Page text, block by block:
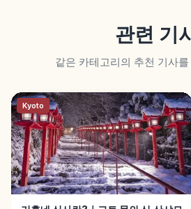
관련 기
같은 카테고리의 추천 기사
Kyoto